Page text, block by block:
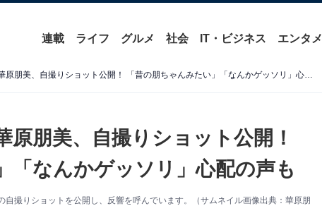
連載 ライフ グルメ 社会 IT・ビジネス エンタメ
「すんごく痩せてる」華原朋美、自撮りショット公開！ 「昔の朋ちゃんみたい」「なんかゲッソリ」心配の声も
原朋美、自撮りショット公開！
「なんかゲッソリ」心配の声も
撮りショットを公開し、反響を呼んでいます。（サムネイル画像出典：華原朋